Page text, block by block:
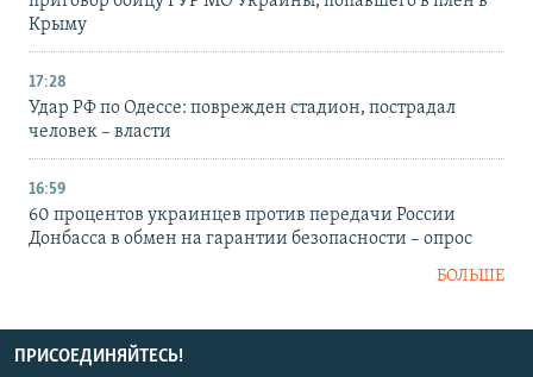
Крыму
17:28
Удар РФ по Одессе: поврежден стадион, пострадал
человек – власти
16:59
60 процентов украинцев против передачи России
Донбасса в обмен на гарантии безопасности – опрос
БОЛЬШЕ
ПРИСОЕДИНЯЙТЕСЬ!